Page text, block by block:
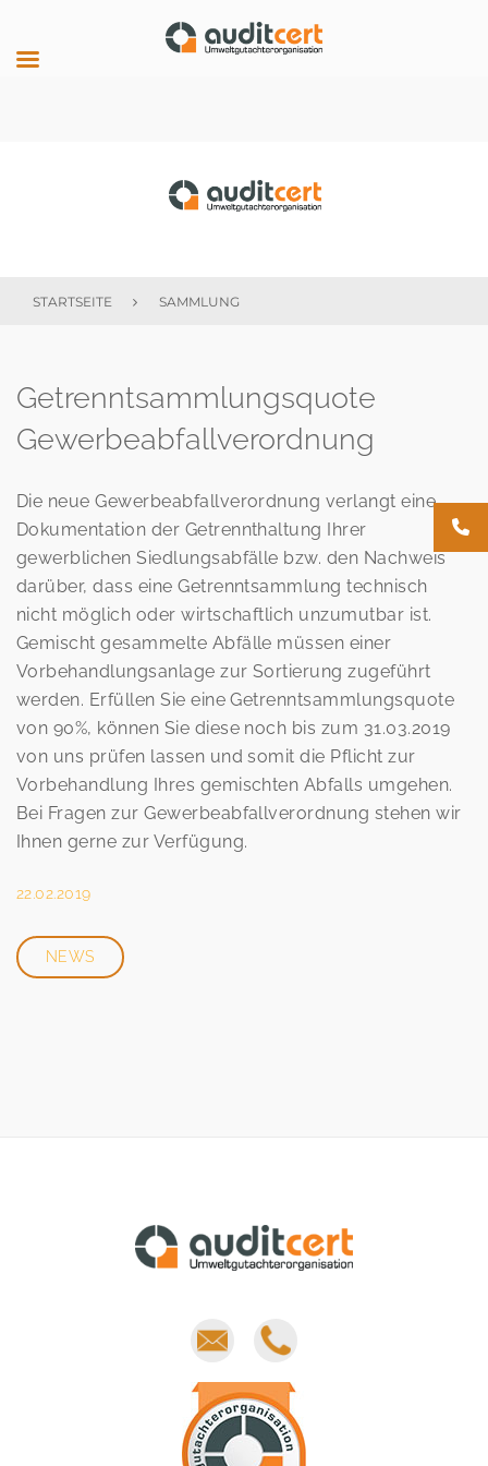
auditcert
STARTSEITE SAMMLUNG
Schlagwort:
sammlung
Getrenntsammlungsquote
Gewerbeabfallverordnung
Die neue Gewerbeabfallverordnung verlangt eine
Dokumentation der Getrennthaltung Ihrer
gewerblichen Siedlungsabfälle bzw. den Nachweis
darüber, dass eine Getrenntsammlung technisch
nicht möglich oder wirtschaftlich unzumutbar ist.
Gemischt gesammelte Abfälle müssen einer
Vorbehandlungsanlage zur Sortierung zugeführt
werden. Erfüllen Sie eine Getrenntsammlungsquote
von 90%, können Sie diese noch bis zum 31.03.2019
von uns prüfen lassen und somit die Pflicht zur
Vorbehandlung Ihres gemischten Abfalls umgehen.
Bei Fragen zur Gewerbeabfallverordnung stehen wir
Ihnen gerne zur Verfügung.
22.02.2019
NEWS
E-
mail